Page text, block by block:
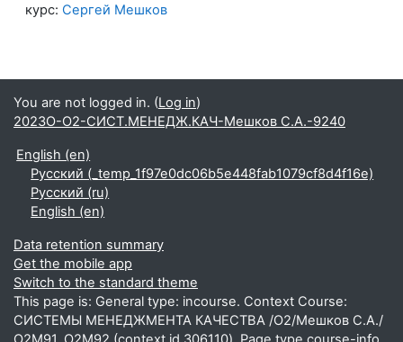
курс: Сергей Мешков
You are not logged in. (Log in)
2023О-О2-СИСТ.МЕНЕДЖ.КАЧ-Мешков С.А.-9240
English ‎(en)‎
Русский ‎(_temp_1f97e0dc06b5e448fab1079cf8d4f16e)‎
Русский ‎(ru)‎
English ‎(en)‎
Data retention summary
Get the mobile app
Switch to the standard theme
This page is: General type: incourse. Context Course:
СИСТЕМЫ МЕНЕДЖМЕНТА КАЧЕСТВА /О2/Мешков С.А./